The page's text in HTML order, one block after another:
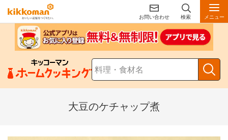
お問い合わせ 検索 メニュー
大豆のケチャップ煮